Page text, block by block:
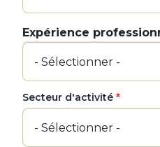
Expérience
Expérience
Secteur d'activité